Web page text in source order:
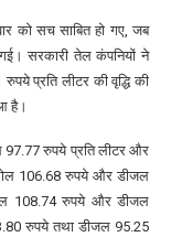
को सच साबित हो गए, जब
सरकारी तेल कंपनियों ने
प्रति लीटर की वृद्धि की
है।
97.77 रुपये प्रति लीटर और
106.68 रुपये और डीजल
108.74 रुपये और डीजल
रुपये तथा डीजल 95.25